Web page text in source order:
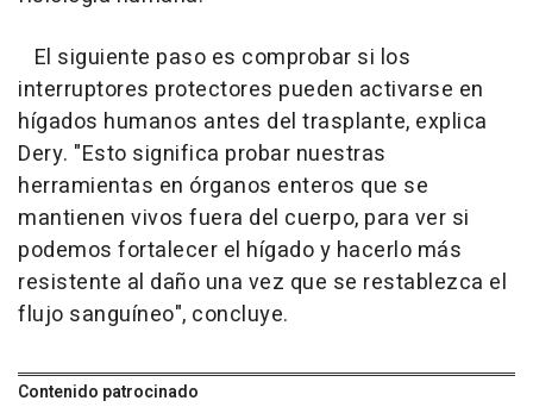
El siguiente paso es comprobar si los
interruptores protectores pueden activarse en
hígados humanos antes del trasplante, explica
Dery. "Esto significa probar nuestras
herramientas en órganos enteros que se
mantienen vivos fuera del cuerpo, para ver si
podemos fortalecer el hígado y hacerlo más
resistente al daño una vez que se restablezca el
flujo sanguíneo", concluye.
Contenido patrocinado